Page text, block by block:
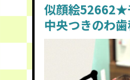
似顔絵52662★
中央つきのわ